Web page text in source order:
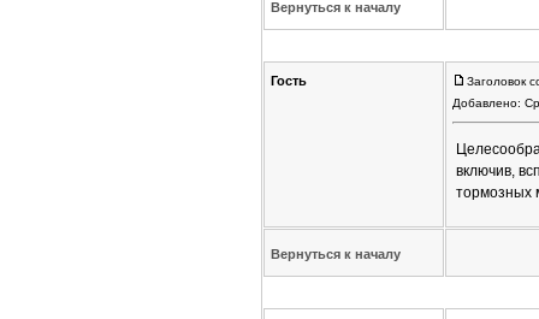
Вернуться к началу
Гость
Заголовок
Добавлено:
включив,
тормозных
Вернуться к началу